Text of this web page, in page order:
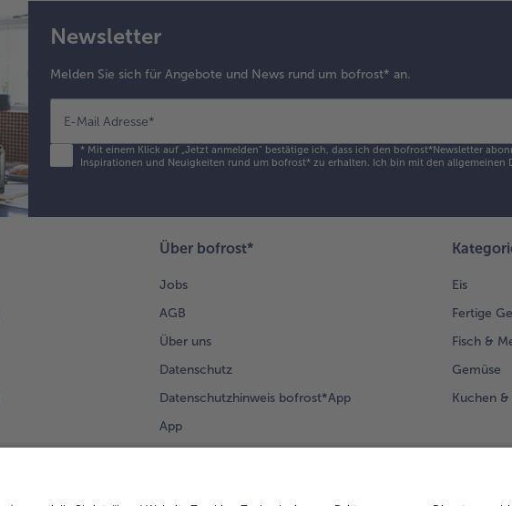
Newsletter
Melden Sie sich für Angebote und News rund um bofrost* an.
E-Mail Adresse*
*Mit einem Klick auf „Jetzt anmelden" bestätige ich, dass ich den bofrost*Newsletter
Inspirationen und Neuigkeiten rund um bofrost* zu erhalten. Ich bin mit den allgemeinen
Über bofrost*
Jobs
AGB
Über uns
Datenschutz
Datenschutzhinweis bofrost*App
App
Eis
Fertige
Fisch &
Gemüse
Kuchen